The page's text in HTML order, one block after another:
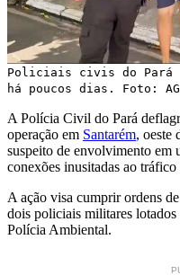
Policiais civis do Pará
há poucos dias. Foto:
A Polícia Civil do Pará
operação em Santarém, oeste
suspeito de envolvimento em
conexões inusitadas ao tráfico
A ação visa cumprir ordens
dois policiais militares lotados
Polícia Ambiental.